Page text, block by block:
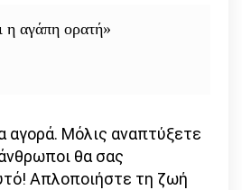
η αγάπη ορατή»
αγορά. Μόλις αναπτύξετε
θα σας
Απλοποιήστε τη ζωή